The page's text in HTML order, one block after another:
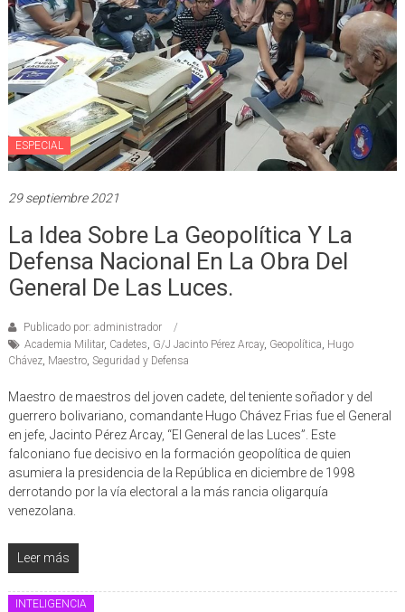
ESPECIAL
29 septiembre 2021
La Idea Sobre La Geopolítica Y La
Defensa Nacional En La Obra Del
General De Las Luces.
Publicado por: administrador
Academia Militar, Cadetes, G/J Jacinto Pérez Arcay, Geopolítica, Hugo
Chávez, Maestro, Seguridad y Defensa
Maestro de maestros del joven cadete, del teniente soñador y del
guerrero bolivariano, comandante Hugo Chávez Frias fue el General
en jefe, Jacinto Pérez Arcay, “El General de las Luces”. Este
falconiano fue decisivo en la formación geopolítica de quien
asumiera la presidencia de la República en diciembre de 1998
derrotando por la vía electoral a la más rancia oligarquía
venezolana.
Leer más
INTELIGENCIA